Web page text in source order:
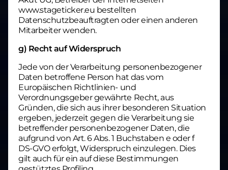
www.stageticker.eu bestellten
Datenschutzbeauftragten oder einen anderen
Mitarbeiter wenden.
g) Recht auf Widerspruch
Jede von der Verarbeitung personenbezogener
Daten betroffene Person hat das vom
Europäischen Richtlinien- und
Verordnungsgeber gewährte Recht, aus
Gründen, die sich aus ihrer besonderen Situation
ergeben, jederzeit gegen die Verarbeitung sie
betreffender personenbezogener Daten, die
aufgrund von Art. 6 Abs. 1 Buchstaben e oder f
DS-GVO erfolgt, Widerspruch einzulegen. Dies
gilt auch für ein auf diese Bestimmungen